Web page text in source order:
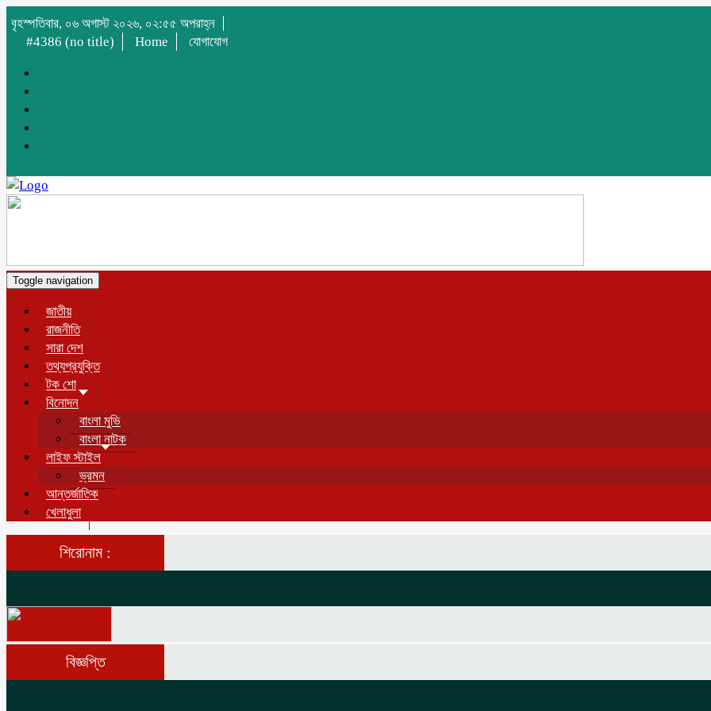
বৃহস্পতিবার, ০৬ অগাস্ট ২০২৬, ০২:৫৫ অপরাহ্ন
#4386 (no title)
Home যোগাযোগ
Toggle navigation
জাতীয়
রাজনীতি
সারা দেশ
তথ্যপ্রযুক্তি
টক শো
বিনোদন
বাংলা মুভি
বাংলা নাটক
লাইফ স্টাইল
ভ্রমন
আন্তর্জাতিক
খেলাধুলা
শিরোনাম :
বিজ্ঞপ্তি